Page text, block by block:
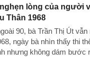
lòng của người
Thân 1968
90, bà Trần Thị Út
ngày bà nhìn thấy thi
nhưng không dám bước